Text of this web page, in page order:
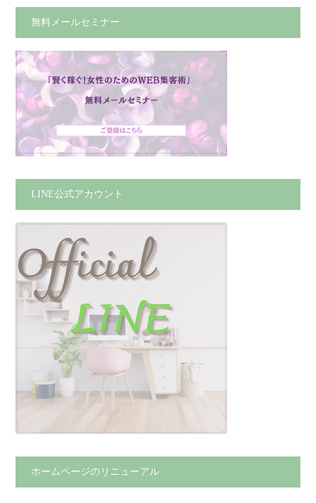
無料メールセミナー
LINE公式アカウント
ホームページのリニューアル